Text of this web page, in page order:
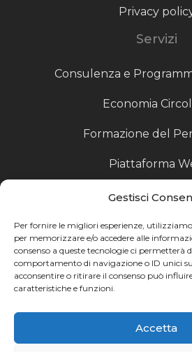
Gestisci
Per fornire le migliori esperienze,
per memorizzare e/o accedere alle
consenso a queste tecnologie ci permetterà
comportamento di navigazione o ID unici
acconsentire o ritirare il consenso può
caratteristiche e funzioni.
Accetta
Privacy
Servizi
Consulenza e
Economia
Formazione del
Piattaforma
Scouting
Produzione
Raccoglitori di
Ricerca
Ricerca
Catalogo